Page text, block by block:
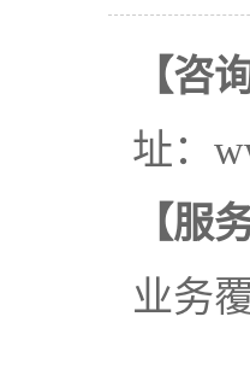
【咨
址：
【服
业务